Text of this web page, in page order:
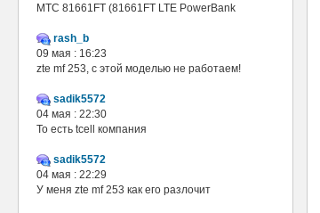
МТС 81661FT (81661FT LTE PowerBank
rash_b
09 мая : 16:23
zte mf 253, с этой моделью не работаем!
sadik5572
04 мая : 22:30
То есть tcell компания
sadik5572
04 мая : 22:29
У меня zte mf 253 как его разлочит